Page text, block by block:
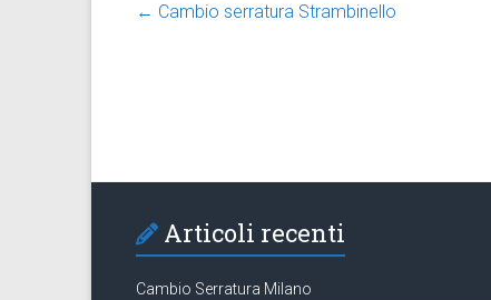
← Cambio serratura Strambinello
Articoli recenti
Cambio Serratura Milano